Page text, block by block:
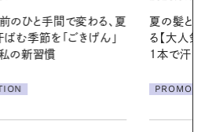
が瞬時にリフレッシュす
ドライシャンプー】 この
む季節も一日中心地よく
2026.07.21
リーとの重